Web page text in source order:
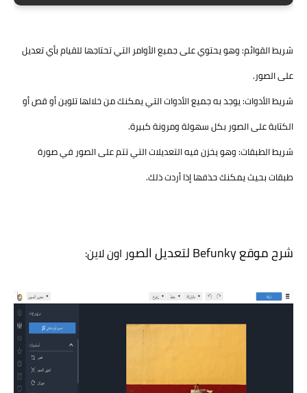
شريط القوائم: وهو يحتوي على جميع الأوامر التي تحتاجها للقيام بأي تعديل
على الصور.
شريط الأدوات: يوجد به جميع الأدوات التي يمكنك من خلالها تلوين أو قص أو
الكتابة على الصور بكل سهولة ومرونة كبيرة.
شريط الطبقات: وهو يخزن فيه التعديلات التي تتم على الصور في صورة
طبقات بحيث يمكنك حذفها إذا أردت ذلك.
شرح موقع Befunky لتعديل الص ور اون لاين: